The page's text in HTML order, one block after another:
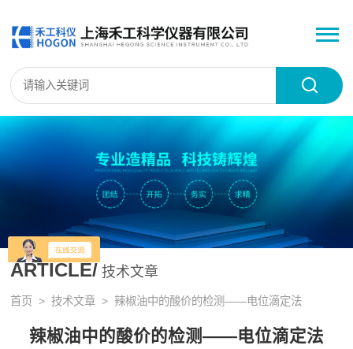
ARTICLE/ 技术文章
首页 >技术文章 > 辣椒油中的酸价的检测——电位滴定法
辣椒油中的酸价的检测——电位滴定法